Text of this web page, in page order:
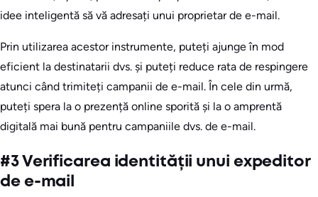
idee inteligentă să vă adresați unui proprietar de e-mail.
Prin utilizarea acestor instrumente, puteți ajunge în mod
eficient la destinatarii dvs. și puteți reduce rata de respingere
atunci când trimiteți campanii de e-mail. În cele din urmă,
puteți spera la o prezență online sporită și la o amprentă
digitală mai bună pentru campaniile dvs. de e-mail.
#3 Verificarea identității unui expeditor
de e-mail